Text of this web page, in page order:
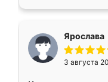
Ярослава
3 августа